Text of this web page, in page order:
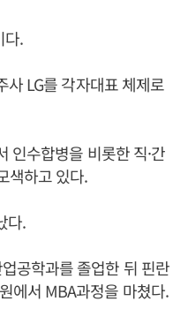
다.
사 LG를 각자대표 체제로
인수합병을 비롯한 직·간
색하고 있다.
다.
공학과를 졸업한 뒤 핀란
에서 MBA과정을 마쳤다.